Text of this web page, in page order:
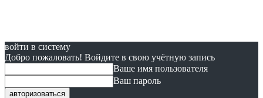
войти в систему
Добро пожаловать! Войдите в свою учётную запись
Ваше имя пользователя
Ваш пароль